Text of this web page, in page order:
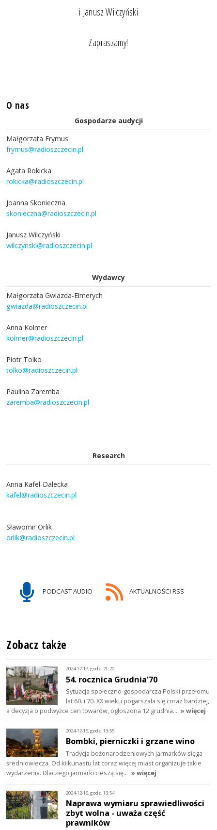
i Janusz Wilczyński
Zapraszamy!
O nas
Gospodarze audycji
Małgorzata Frymus
frymus@radioszczecin.pl
Agata Rokicka
rokicka@radioszczecin.pl
Joanna Skonieczna
skonieczna@radioszczecin.pl
Janusz Wilczyński
wilczynski@radioszczecin.pl
Wydawcy
Małgorzata Gwiazda-Elmerych
gwiazda@radioszczecin.pl
Anna Kolmer
kolmer@radioszczecin.pl
Piotr Tolko
tolko@radioszczecin.pl
Paulina Zaremba
zaremba@radioszczecin.pl
Research
Anna Kafel-Dalecka
kafel@radioszczecin.pl
Sławomir Orlik
orlik@radioszczecin.pl
PODCAST AUDIO AKTUALNOŚCI RSS
Zobacz także
2024-12-17, godz. 21:20
54. rocznica Grudnia'70
Sytuacja społeczno-gospodarcza Polski przełomu
lat 60. i 70. XX wieku pogarszała się coraz bardziej,
a decyzja o podwyżce cen towarów, ogłoszona 12 grudnia… » więcej
2024-12-16, godz. 13:55
Bombki, pierniczki i grzane wino
Tradycja bożonarodzeniowych jarmarków sięga
średniowiecza. Od kilkunastu lat coraz więcej miast organizuje takie
wydarzenia. Dlaczego jarmarki cieszą się… » więcej
2024-12-16, godz. 13:54
Naprawa wymiaru sprawiedliwości
zbyt wolna - uważa część
prawników